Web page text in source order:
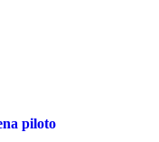
piloto